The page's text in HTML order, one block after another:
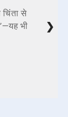
से
भी
❯